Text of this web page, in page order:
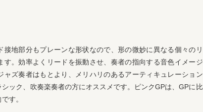
接地部分もプレーンな形状なので、形の微妙に異なる個々のリ
す。効率よくリードを振動させ、奏者の指向する音色イメージ
ャズ奏者はもとより、メリハリのあるアーティキュレーション
ック、吹奏楽奏者の方にオススメです。ピンクGPは、GPに比
す。